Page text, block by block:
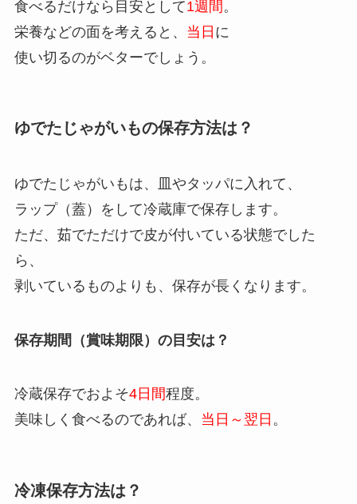
食べるだけなら目安として1週間。
栄養などの面を考えると、 当日 に
使い切るのがベターでしょう。
ゆでたじゃがいもの保存方法は？
ゆでたじゃがいもは、皿やタッパに入れて、
ラップ（蓋）をして冷蔵庫で保存します。
ただ、茹でただけで皮が付いている状態でした
ら、
剥いているものよりも、保存が長くなります。
保存期間（賞味期限）の目安は？
冷蔵保存でおよそ4日間程度。
美味しく食べるのであれば、 当日～翌日 。
冷凍保存方法は？